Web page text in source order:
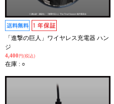
「進撃の巨人」ワイヤレス充電器 ハン
ジ
4,400 円(税込)
在庫 : ○